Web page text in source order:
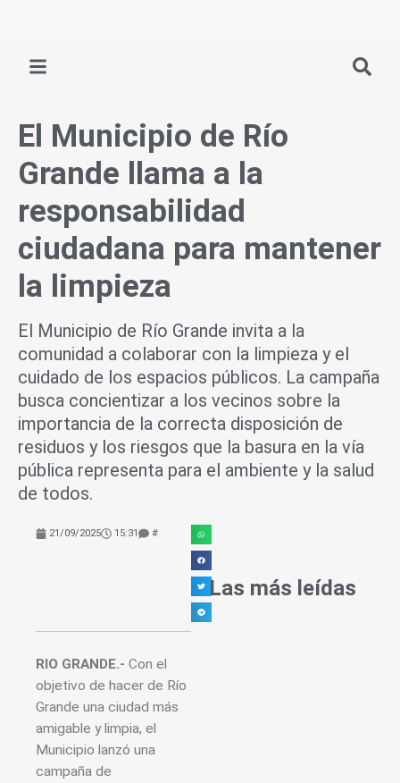
El Municipio de Río
Grande llama a la
responsabilidad
ciudadana para mantener
la limpieza
El Municipio de Río Grande invita a la
comunidad a colaborar con la limpieza y el
cuidado de los espacios públicos. La campaña
busca concientizar a los vecinos sobre la
importancia de la correcta disposición de
residuos y los riesgos que la basura en la vía
pública representa para el ambiente y la salud
de todos.
21/09/2025 15:31 #
RIO GRANDE.- Con el
objetivo de hacer de Río
Grande una ciudad más
amigable y limpia, el
Municipio lanzó una
campaña de
Las más leídas